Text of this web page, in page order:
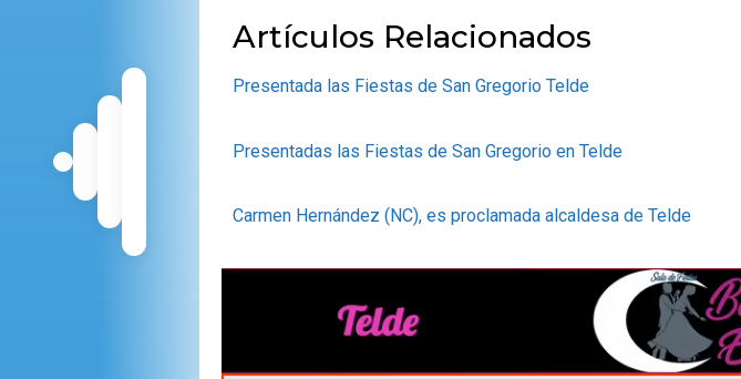
Artículos Relacionados
Presentada las Fiestas de San Gregorio Telde
Presentadas las Fiestas de San Gregorio en Telde
Carmen Hernández (NC), es proclamada alcaldesa de Telde